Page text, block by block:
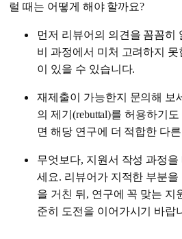
럴 때는 어떻게 해야 할까요?
먼저 리뷰어의 의견을 꼼꼼히
비 과정에서 미처 고려하지
이 있을 수 있습니다.
재제출이 가능한지 문의해 보
의 제기(rebuttal)를 허용하기
면 해당 연구에 더 적합한 다
무엇보다, 지원서 작성 과정을
세요. 리뷰어가 지적한 부분
을 거친 뒤, 연구에 꼭 맞는 지
준히 도전을 이어가시기 바랍